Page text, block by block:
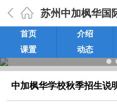
苏州中加枫华国
首页 介绍
课置
动态
中加枫华学校秋季招生说